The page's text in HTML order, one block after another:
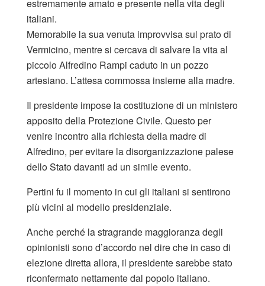
estremamente amato e presente nella vita degli
italiani.
Memorabile la sua venuta improvvisa sul prato di
Vermicino, mentre si cercava di salvare la vita al
piccolo Alfredino Rampi caduto in un pozzo
artesiano. L’attesa commossa insieme alla madre.
Il presidente impose la costituzione di un ministero
apposito della Protezione Civile. Questo per
venire incontro alla richiesta della madre di
Alfredino, per evitare la disorganizzazione palese
dello Stato davanti ad un simile evento.
Pertini fu il momento in cui gli italiani si sentirono
più vicini al modello presidenziale.
Anche perché la stragrande maggioranza degli
opinionisti sono d’accordo nel dire che in caso di
elezione diretta allora, il presidente sarebbe stato
riconfermato nettamente dal popolo italiano.